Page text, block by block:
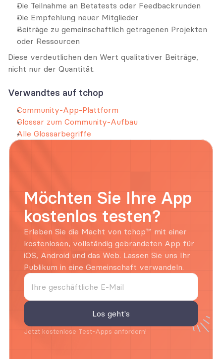
Die Teilnahme an Betatests oder Feedbackrunden
Die Empfehlung neuer Mitglieder
Beiträge zu gemeinschaftlich getragenen Projekten
oder Ressourcen
Diese verdeutlichen den Wert qualitativer Beiträge,
nicht nur der Quantität.
Verwandtes auf tchop
Community-App-Plattform
Glossar zum Community-Aufbau
Alle Glossarbegriffe
Möchten Sie Ihre App
kostenlos testen?
Erleben Sie die Macht von tchop™ mit einer
kostenlosen, vollständig gebrandeten App für
iOS, Android und das Web. Lassen Sie uns Ihr
Publikum in eine Gemeinschaft verwandeln.
Jetzt kostenlose Test-Apps anfordern!